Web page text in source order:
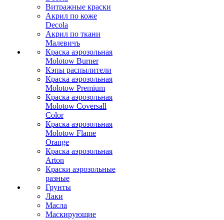
Витражные краски
Акрил по коже
Decola
Акрил по ткани
Малевичъ
Краска аэрозольная
Molotow Burner
Кэпы распылители
Краска аэрозольная
Molotow Premium
Краска аэрозольная
Molotow Coversall
Color
Краска аэрозольная
Molotow Flame
Orange
Краска аэрозольная
Arton
Краски аэрозольные
разные
Грунты
Лаки
Масла
Маскирующие